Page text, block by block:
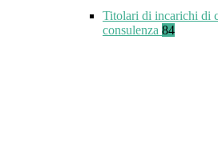
Titolari di incarichi di
consulenza 84